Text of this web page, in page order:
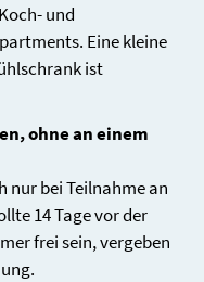
und
Eine kleine
ist
ohne an einem
nur bei Teilnahme an
14 Tage vor der
frei sein, vergeben